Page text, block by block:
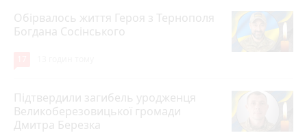
Обірвалось життя Героя з Тернополя
Богдана Сосінського
Підтвердили загибель уродженця
Великоберезовицької громади
Дмитра Березка